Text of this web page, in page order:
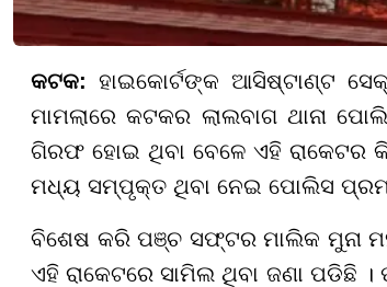
କଟକ:ହାଇକୋର୍ଟଙ୍କ ଆସିଷ୍ଟାଣ୍ଟ
ମାମଲାରେ କଟକର ଲାଲବାଗ ଥାନା
ଗିରଫ ହୋଇ ଥିବା ବେଳେ ଏହି ରାକେଟର
ମଧ୍ୟ ସମ୍ପୃକ୍ତ ଥିବା ନେଇ ପୋଲିସ
ବିଶେଷ କରି ପଞ୍ଚ ସଫ୍ଟର ମାଲିକ ମୁନା
ଏହି ରାକେଟରେ ସାମିଲ ଥିବା ଜଣା